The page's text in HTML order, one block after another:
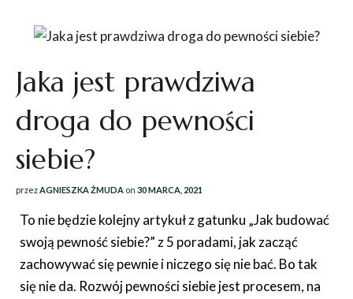
Jaka jest prawdziwa
droga do pewności
siebie?
przezAGNIESZKA ŻMUDA on 30 MARCA, 2021
To nie będzie kolejny artykuł z gatunku „Jak budować
swoją pewność siebie?” z 5 poradami, jak zacząć
zachowywać się pewnie i niczego się nie bać. Bo tak
się nie da. Rozwój pewności siebie jest procesem, na